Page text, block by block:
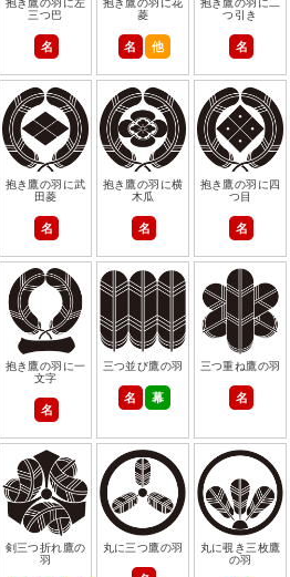
抱き鷹の羽に左
三つ巴
名
抱き鷹の羽に花
菱
名 他
抱き鷹の羽に二
つ引き
名
抱き鷹の羽に武
田菱
名
抱き鷹の羽に横
木瓜
名
抱き鷹の羽に四
つ目
名
抱き鷹の羽に一
文字
名
三つ並び鷹の羽
名 幕
三つ重ね鷹の羽
名
剣三つ折れ鷹の
羽
丸に三つ鷹の羽
丸に覗き三枚鷹
の羽